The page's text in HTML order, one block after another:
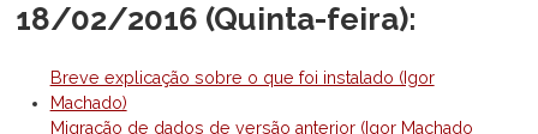
18/02/2016 (Quinta-feira):
Breve explicação sobre o que foi instalado (Igor
Machado)
Migração de dados de versão anterior (Igor Machado